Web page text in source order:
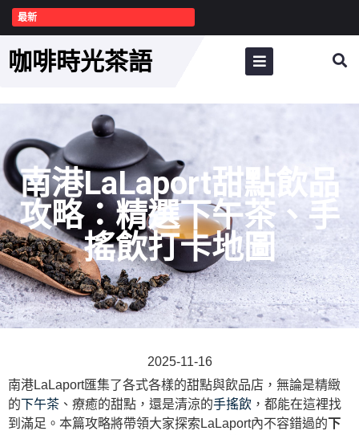
最新
咖啡時光茶語
南港LaLaport甜點飲品
攻略：精選下午茶、手
搖飲打卡地圖
2025-11-16
南港LaLaport匯集了各式各樣的甜點與飲品店，無論是精緻
的下午茶 、療癒的甜點，還是清涼的手搖飲 ，都能在這裡找
到滿足。本篇攻略將帶領大家探索LaLaport內不容錯過的下